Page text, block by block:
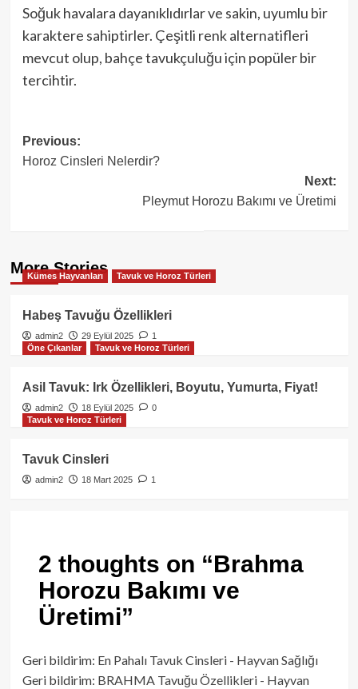
Soğuk havalara dayanıklıdırlar ve sakin, uyumlu bir
karaktere sahiptirler. Çeşitli renk alternatifleri
mevcut olup, bahçe tavukçuluğu için popüler bir
tercihtir.
Post
navigation
Previous:
Horoz Cinsleri Nelerdir?
Next:
Pleymut Horozu Bakımı ve Üretimi
More Stories
Kümes Hayvanları Tavuk ve Horoz Türleri
Habeş Tavuğu Özellikleri
admin2 29 Eylül 2025
1
Öne Çıkanlar
Tavuk ve Horoz Türleri
Asil Tavuk: Irk Özellikleri, Boyutu, Yumurta, Fiyat!
admin2 18 Eylül 2025
0
Tavuk ve Horoz Türleri
Tavuk Cinsleri
admin2 18 Mart 2025 1
2 thoughts on “Brahma
Horozu Bakımı ve
Üretimi”
Geri bildirim: En Pahalı Tavuk Cinsleri - Hayvan Sağlığı
Geri bildirim: BRAHMA Tavuğu Özellikleri - Hayvan